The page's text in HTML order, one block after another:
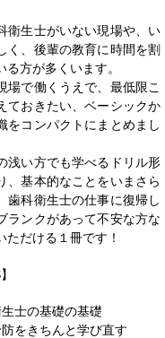
衛生士がいない現場や、い
く、後輩の教育に時間を割
る方が多くいます。
場で働くうえで、最低限こ
ておきたい、ベーシックか
をコンパクトにまとめまし
浅い方でも学べるドリル形
、基本的なことをいまさら
歯科衛生士の仕事に復帰し
ランクがあって不安な方な
ただける１冊です！
士の基礎の基礎
をきちんと学び直す